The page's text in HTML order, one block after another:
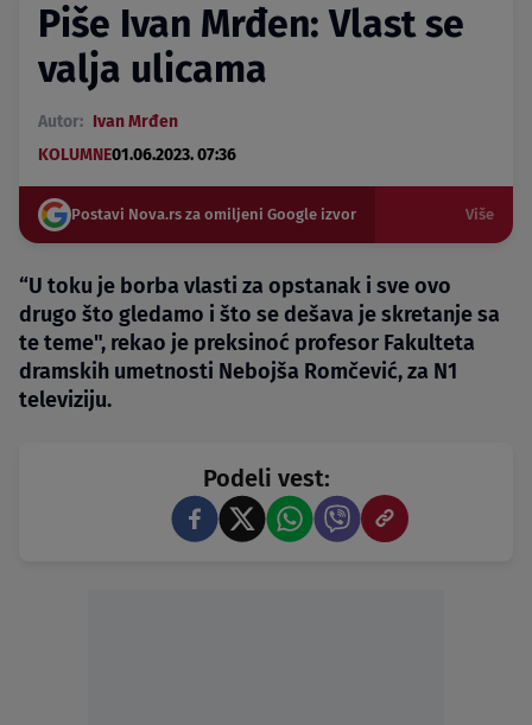
Piše Ivan Mrđen: Vlast se
valja ulicama
Autor: Ivan Mrđen
KOLUMNE01.06.2023. 07:36
Postavi Nova.rs za omiljeni Google izvor Više
“U toku je borba vlasti za opstanak i sve ovo
drugo što gledamo i što se dešava je skretanje sa
te teme", rekao je preksinoć profesor Fakulteta
dramskih umetnosti Nebojša Romčević, za N1
televiziju.
Podeli vest: